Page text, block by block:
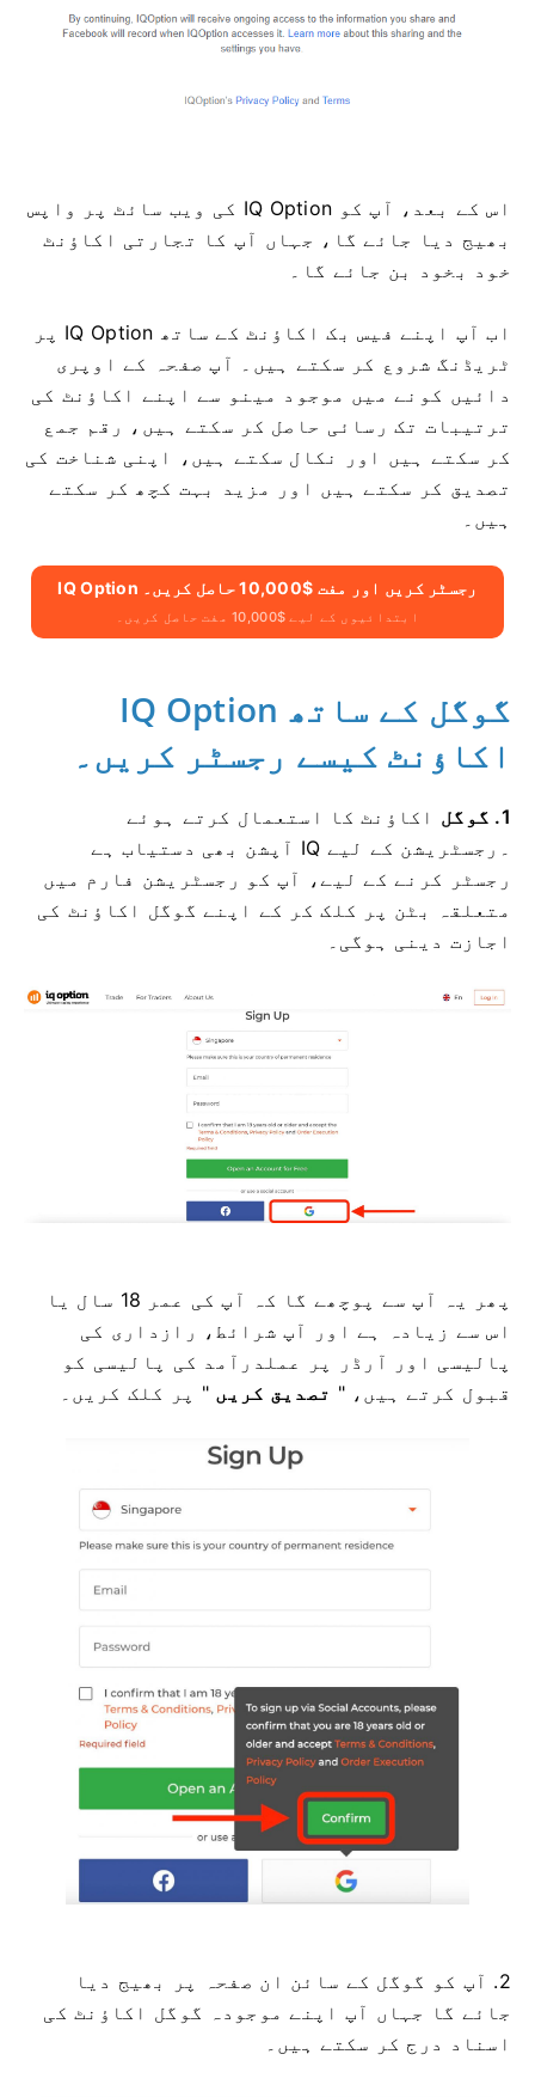
اس کے بعد، آپ کو IQ Option کی ویب سائٹ پر واپس
بھیج دیا جائے گا، جہاں آپ کا تجارتی اکاؤنٹ
خود بخود بن جائے گا۔
اب آپ اپنے فیس بک اکاؤنٹ کے ساتھ IQ Option پر
ٹریڈنگ شروع کر سکتے ہیں۔ آپ صفحہ کے اوپری
دائیں کونے میں موجود مینو سے اپنے اکاؤنٹ کی
ترتیبات تک رسائی حاصل کر سکتے ہیں، رقم جمع
کر سکتے ہیں اور نکال سکتے ہیں، اپنی شناخت کی
تصدیق کر سکتے ہیں اور مزید بہت کچھ کر سکتے
ہیں۔
IQ Option رجسٹر کریں اور مفت $10,000 حاصل کریں۔
ابتدائیوں کے لیے $10,000 مفت حاصل کریں۔
گوگل کے ساتھ IQ Option
اکاؤنٹ کیسے رجسٹر کریں۔
1. گوگل
اکاؤنٹ کا استعمال کرتے ہوئے
رجسٹریشن کے لیے IQ آپشن بھی دستیاب ہے ۔
رجسٹر کرنے کے لیے، آپ کو رجسٹریشن فارم میں
متعلقہ بٹن پر کلک کر کے اپنے گوگل اکاؤنٹ کی
اجازت دینی ہوگی۔
پھر یہ آپ سے پوچھے گا کہ آپ کی عمر 18 سال یا
اس سے زیادہ ہے اور آپ شرائط، رازداری کی
پالیسی اور آرڈر پر عملدرآمد کی پالیسی کو
قبول کرتے ہیں، " تصدیق کریں " پر کلک کریں۔
2. آپ کو گوگل کے سائن ان صفحہ پر بھیج دیا
جائے گا جہاں آپ اپنے موجودہ گوگل اکاؤنٹ کی
اسناد درج کر سکتے ہیں۔